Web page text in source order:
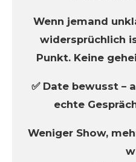
Wenn jemand
widersprüchlich
Punkt. Keine
✅ Date bewusst –
echte
Weniger Show,